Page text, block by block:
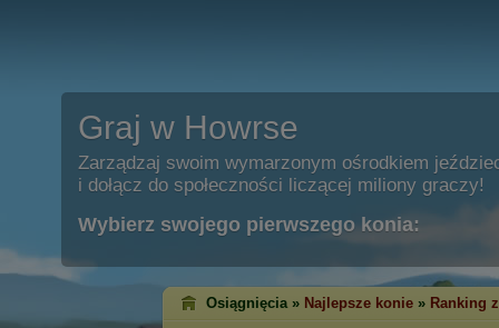
Graj w Howrse
Zarządzaj swoim wymarzonym ośrodkiem
i dołącz do społeczności liczącej miliony graczy!
Wybierz swojego pierwszego konia:
Osiągnięcia » Najlepsze konie » Ranking